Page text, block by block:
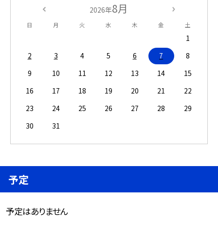
2026年8月
日 月 火 水 木 金 土
1
2
3 4 5 6 7
8
9
10 11 12 13 14
15
16
17 18 19 20 21
22
23
24 25 26 27 28
29
30
31
予定
予定はありません